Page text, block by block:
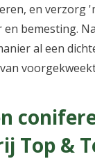
en verzorg
bemesting.
al een
Top &